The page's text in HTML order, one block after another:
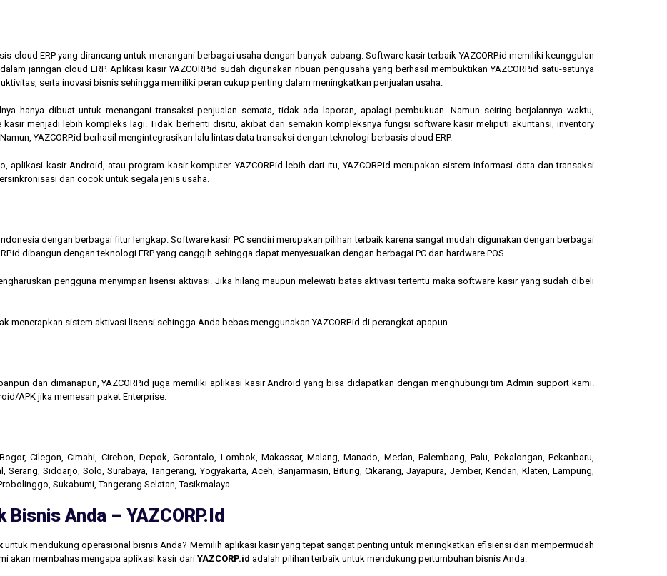
cloud ERP yang dirancang untuk menangani berbagai usaha dengan banyak cabang. Software kasir terbaik YAZCORP.id memiliki keunggulan
jaringan cloud ERP. Aplikasi kasir YAZCORP.id sudah digunakan ribuan pengusaha yang berhasil membuktikan YAZCORP.id satu-satunya
serta inovasi bisnis sehingga memiliki peran cukup penting dalam meningkatkan penjualan usaha.
hanya dibuat untuk menangani transaksi penjualan semata, tidak ada laporan, apalagi pembukuan. Namun seiring berjalannya waktu,
menjadi lebih kompleks lagi. Tidak berhenti disitu, akibat dari semakin kompleksnya fungsi software kasir meliputi akuntansi, inventory
YAZCORP.id berhasil mengintegrasikan lalu lintas data transaksi dengan teknologi berbasis cloud ERP.
aplikasi kasir Android, atau program kasir komputer. YAZCORP.id lebih dari itu, YAZCORP.id merupakan sistem informasi data dan transaksi
dan cocok untuk segala jenis usaha.
dengan berbagai fitur lengkap. Software kasir PC sendiri merupakan pilihan terbaik karena sangat mudah digunakan dengan berbagai
dibangun dengan teknologi ERP yang canggih sehingga dapat menyesuaikan dengan berbagai PC dan hardware POS.
pengguna menyimpan lisensi aktivasi. Jika hilang maupun melewati batas aktivasi tertentu maka software kasir yang sudah dibeli
menerapkan sistem aktivasi lisensi sehingga Anda bebas menggunakan YAZCORP.id di perangkat apapun.
dan dimanapun, YAZCORP.id juga memiliki aplikasi kasir Android yang bisa didapatkan dengan menghubungi tim Admin support kami.
APK jika memesan paket Enterprise.
Cilegon, Cimahi, Cirebon, Depok, Gorontalo, Lombok, Makassar, Malang, Manado, Medan, Palembang, Palu, Pekalongan, Pekanbaru,
Serang, Sidoarjo, Solo, Surabaya, Tangerang, Yogyakarta, Aceh, Banjarmasin, Bitung, Cikarang, Jayapura, Jember, Kendari, Klaten, Lampung,
Sukabumi, Tangerang Selatan, Tasikmalaya
Anda – YAZCORP.id
untuk mendukung operasional bisnis Anda? Memilih aplikasi kasir yang tepat sangat penting untuk meningkatkan efisiensi dan mempermudah
akan membahas mengapa aplikasi kasir dari YAZCORP.id adalah pilihan terbaik untuk mendukung pertumbuhan bisnis Anda.